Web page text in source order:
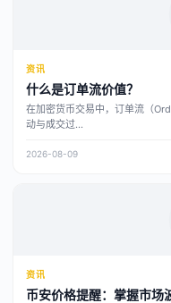
资讯
什么是订单流价值？
在加密货币交易中，订单流（
动与成交过...
2026-08-09
资讯
币安价格提醒：掌握市场